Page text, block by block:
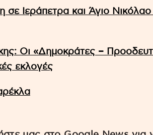
σε Ιεράπετρα και Άγιο Νικόλαο
Οι «Δημοκράτες –
εκλογές